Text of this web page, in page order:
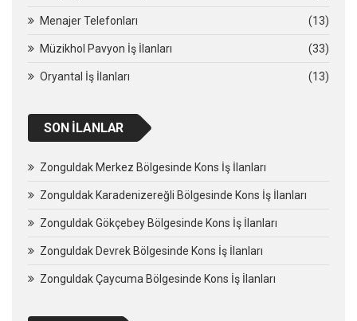
Menajer Telefonları (13)
Müzikhol Pavyon İş İlanları (33)
Oryantal İş İlanları (13)
SON İLANLAR
Zonguldak Merkez Bölgesinde Kons İş İlanları
Zonguldak Karadenizereğli Bölgesinde Kons İş İlanları
Zonguldak Gökçebey Bölgesinde Kons İş İlanları
Zonguldak Devrek Bölgesinde Kons İş İlanları
Zonguldak Çaycuma Bölgesinde Kons İş İlanları